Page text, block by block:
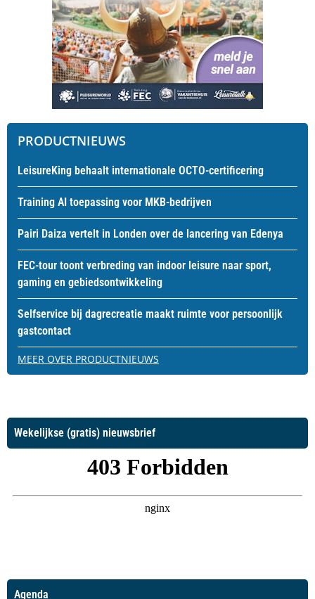
PRODUCTNIEUWS
LeisureKing behaalt internationale OCTO-certificering
Training AI toepassing voor MKB-bedrijven
Pairi Daiza vertelt in Londen over de lancering van Edenya
FEC-tour toont verbreding van indoor leisure naar sport,
gaming en gebiedsontwikkeling
Selfservice bij dagrecreatie maakt ruimte voor persoonlijk
gastcontact
MEER OVER PRODUCTNIEUWS
Wekelijkse (gratis) nieuwsbrief
Agenda